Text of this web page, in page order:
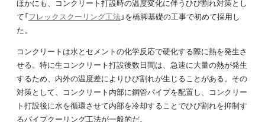
ほかにも、コンクリート打設時の温度変化に伴うひび割れ対策とし
て「フレックスクーリング工法」を橋脚基礎の工事で初めて採用し
た。
コンクリートは水とセメントの化学反応で硬化する際に熱を発生さ
せる。特に生コンクリート打設後数日間は、急速に大量の熱が発生
するため、内外の温度差によりひび割れが生じることがある。その
対策として、コンクリート内部に鋼管パイプを配置し、コンクリー
ト打設後に水を循環させて内部を冷却することでひび割れを抑制す
るパイプクーリング工法が一般的だ。